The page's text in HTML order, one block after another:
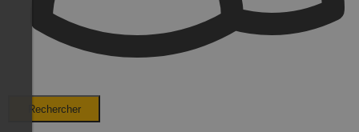
Rechercher